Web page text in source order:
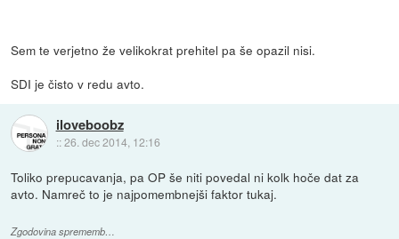
Sem te verjetno že velikokrat prehitel pa še opazil nisi.
SDI je čisto v redu avto.
iloveboobz
::26. dec 2014, 12:16
Toliko prepucavanja, pa OP še niti povedal ni kolk hoče dat za
avto. Namreč to je najpomembnejši faktor tukaj.
Zgodovina sprememb…